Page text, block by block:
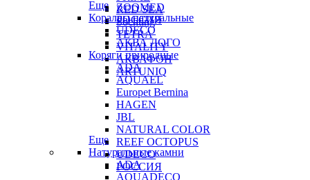
RED SEA
Sochting
TETRA
VITALITY
АКВАФОН
ARTUNIQ
ZOOMED
РОССИЯ
Еще
Кораллы натуральные
UDECO
АКВА ЛОГО
Коряги природные
ADA
AQUAEL
Europet Bernina
HAGEN
JBL
NATURAL COLOR
REEF OCTOPUS
UDECO
РОССИЯ
Еще
Натуральные камни
ADA
AQUADECO